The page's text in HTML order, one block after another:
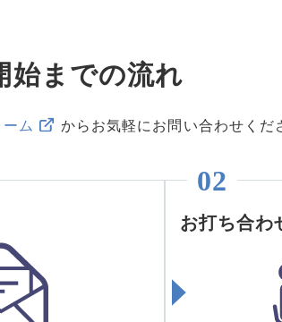
始までの流れ
ム からお気軽にお問い合わせくだ
お打ち合わ